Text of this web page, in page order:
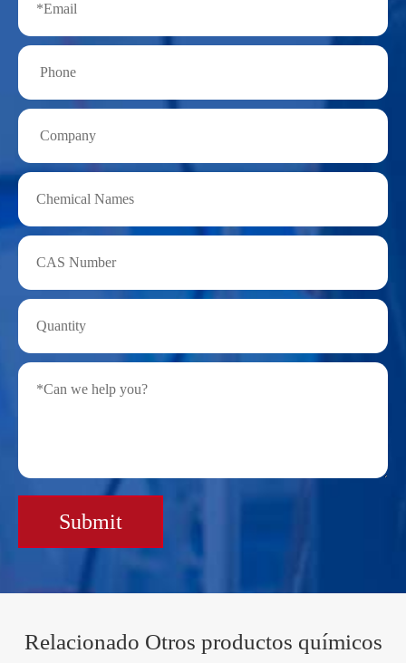
Submit
Relacionado Otros productos químicos